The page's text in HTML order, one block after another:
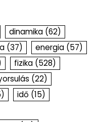
dinamika (62)
(37) energia (57)
fizika (528)
(22)
idő (15)